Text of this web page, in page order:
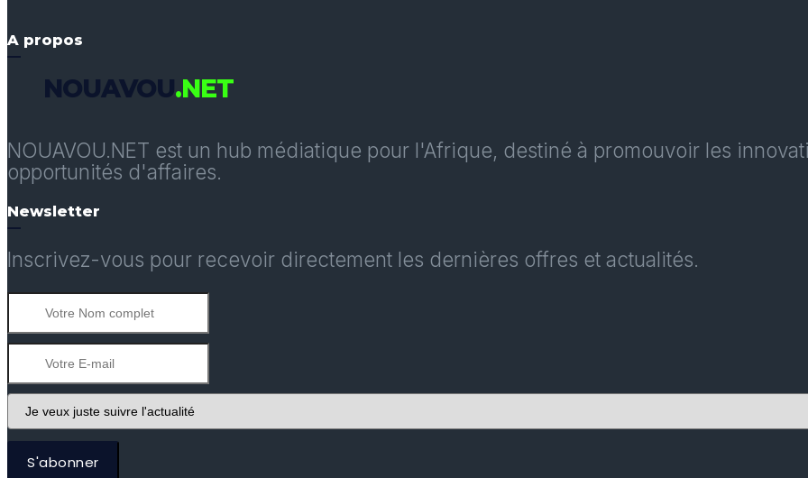
A propos
NOUAVOU.NET
NOUAVOU.NET est un hub médiatique pour l'Afrique, destiné à promouvoir les
opportunités d'affaires.
Newsletter
Inscrivez-vous pour recevoir directement les dernières offres et actualités.
S'abonner